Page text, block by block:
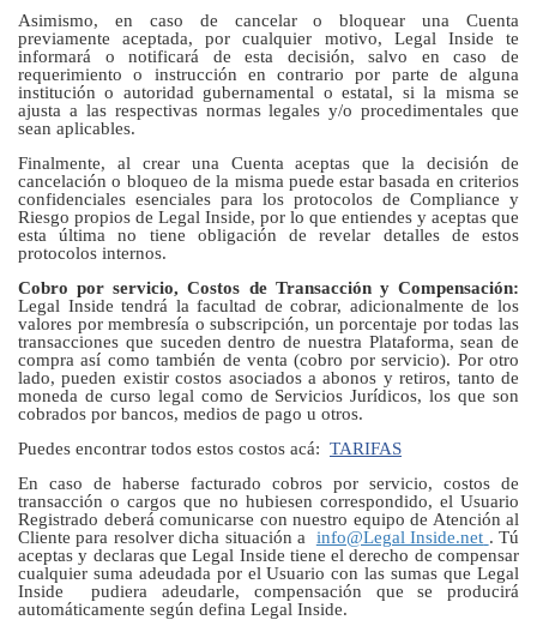
Asimismo, en caso de cancelar o bloquear una Cuenta
previamente aceptada, por cualquier motivo, Legal Inside te
informará o notificará de esta decisión, salvo en caso de
requerimiento o instrucción en contrario por parte de alguna
institución o autoridad gubernamental o estatal, si la misma se
ajusta a las respectivas normas legales y/o procedimentales que
sean aplicables.
Finalmente, al crear una Cuenta aceptas que la decisión de
cancelación o bloqueo de la misma puede estar basada en criterios
confidenciales esenciales para los protocolos de Compliance y
Riesgo propios de Legal Inside, por lo que entiendes y aceptas que
esta última no tiene obligación de revelar detalles de estos
protocolos internos.
Cobro por servicio, Costos de Transacción y Compensación:
Legal Inside tendrá la facultad de cobrar, adicionalmente de los
valores por membresía o subscripción, un porcentaje por todas las
transacciones que suceden dentro de nuestra Plataforma, sean de
compra así como también de venta (cobro por servicio). Por otro
lado, pueden existir costos asociados a abonos y retiros, tanto de
moneda de curso legal como de Servicios Jurídicos, los que son
cobrados por bancos, medios de pago u otros.
Puedes encontrar todos estos costos acá: TARIFAS
En caso de haberse facturado cobros por servicio, costos de
transacción o cargos que no hubiesen correspondido, el Usuario
Registrado deberá comunicarse con nuestro equipo de Atención al
Cliente para resolver dicha situación a
info@Legal Inside.net . Tú
aceptas y declaras que Legal Inside tiene el derecho de compensar
cualquier suma adeudada por el Usuario con las sumas que Legal
Inside pudiera adeudarle, compensación que se producirá
automáticamente según defina Legal Inside.